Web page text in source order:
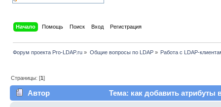
Начало Помощь Поиск Вход Регистрация
Форум проекта Pro-LDAP.ru » Общие вопросы по LDAP» Работа с LDAP-
Страницы: [1]
Автор Тема: как добавить атрибуты